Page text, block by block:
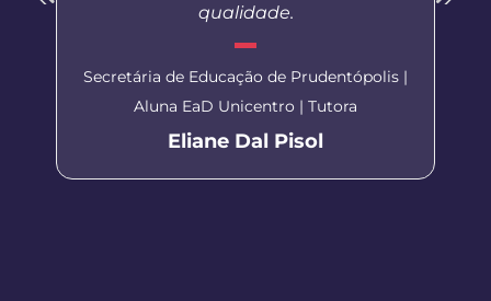
qualidade.
Secretária de Educação de Prudentópolis |
Aluna EaD Unicentro | Tutora
Eliane Dal Pisol